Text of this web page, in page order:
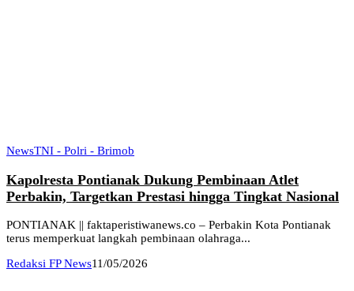
NewsTNI - Polri - Brimob
Kapolresta Pontianak Dukung Pembinaan Atlet
Perbakin, Targetkan Prestasi hingga Tingkat Nasional
PONTIANAK || faktaperistiwanews.co – Perbakin Kota Pontianak
terus memperkuat langkah pembinaan olahraga...
Redaksi FP News11/05/2026